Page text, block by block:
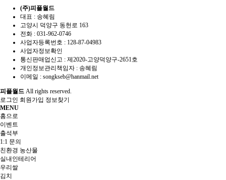
(주)피플월드
대표 : 송혜림
고양시 덕양구 동헌로 163
전화 : 031-962-0746
사업자등록번호 : 128-87-04983
사업자정보확인
통신판매업신고 : 제2020-고양덕양구-2651호
개인정보관리책임자 : 송혜림
이메일 : songkseb@hanmail.net
피플월드 All rights reserved.
로그인 회원가입 정보찾기
MENU
홈으로
이벤트
출석부
1:1 문의
친환경 농산물
실내인테리어
우리쌀
김치